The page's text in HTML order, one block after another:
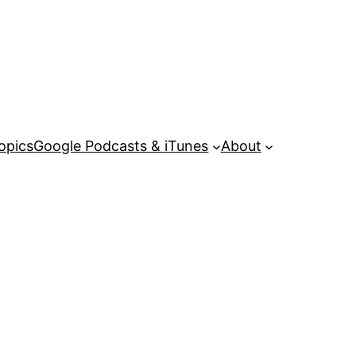
Google Podcasts & iTunes About